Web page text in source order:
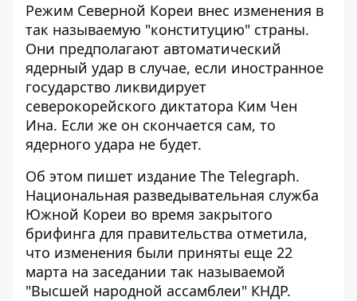
Режим Северной Кореи внес изменения в
так называемую "конституцию" страны.
Они предполагают автоматический
ядерный удар в случае, если иностранное
государство ликвидирует
северокорейского диктатора Ким Чен
Ина. Если же он скончается сам, то
ядерного удара не будет.
Об этом пишет издание The Telegraph.
Национальная разведывательная служба
Южной Кореи во время закрытого
брифинга для правительства отметила,
что изменения были приняты еще 22
марта на заседании так называемой
"Высшей народной ассамблеи" КНДР.